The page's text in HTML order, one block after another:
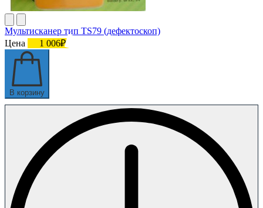
Мультисканер тип TS79 (дефектоскоп)
Цена
1 006₽
В корзину